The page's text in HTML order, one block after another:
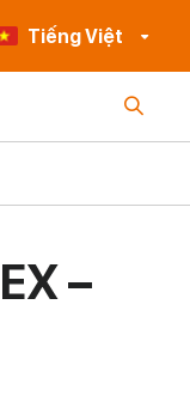
Tiếng Việt
–